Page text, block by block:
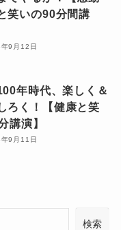
笑いの90分間講
9月12日
年時代、楽しく＆
ろく！【健康と笑
講演】
9月11日
検索